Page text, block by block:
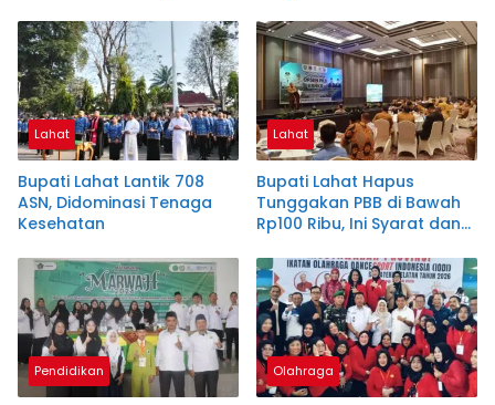
Lahat
Bupati Lahat Lantik 708
ASN, Didominasi Tenaga
Kesehatan
Lahat
Bupati Lahat Hapus
Tunggakan PBB di Bawah
Rp100 Ribu, Ini Syarat dan
Pendidikan Olahraga